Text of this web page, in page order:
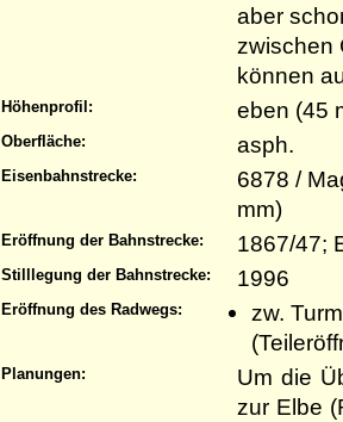
aber
zwischen
können
Höhenprofil: eben (45
Oberfläche: asph.
Eisenbahnstrecke:
6878 /
mm)
Eröffnung der Bahnstrecke: 1867/47;
Stilllegung der Bahnstrecke: 1996
Eröffnung des Radwegs:
zw.
Planungen:
Um die
zur Elbe